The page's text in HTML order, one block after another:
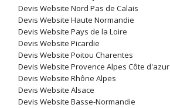
Devis Website Nord Pas de Calais
Devis Website Haute Normandie
Devis Website Pays de la Loire
Devis Website Picardie
Devis Website Poitou Charentes
Devis Website Provence Alpes Côte d'azur
Devis Website Rhône Alpes
Devis Website Alsace
Devis Website Basse-Normandie